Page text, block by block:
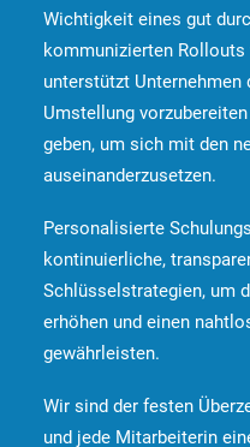
Wichtigkeit eines gut
kommunizierten Rollouts
unterstützt
Umstellung
geben, um sich mit den
auseinanderzusetzen.
Personalisierte
kontinuierliche,
Schlüsselstrategien, um
erhöhen und einen
gewährleisten.
Wir sind der festen
und jede Mitarbeiterin